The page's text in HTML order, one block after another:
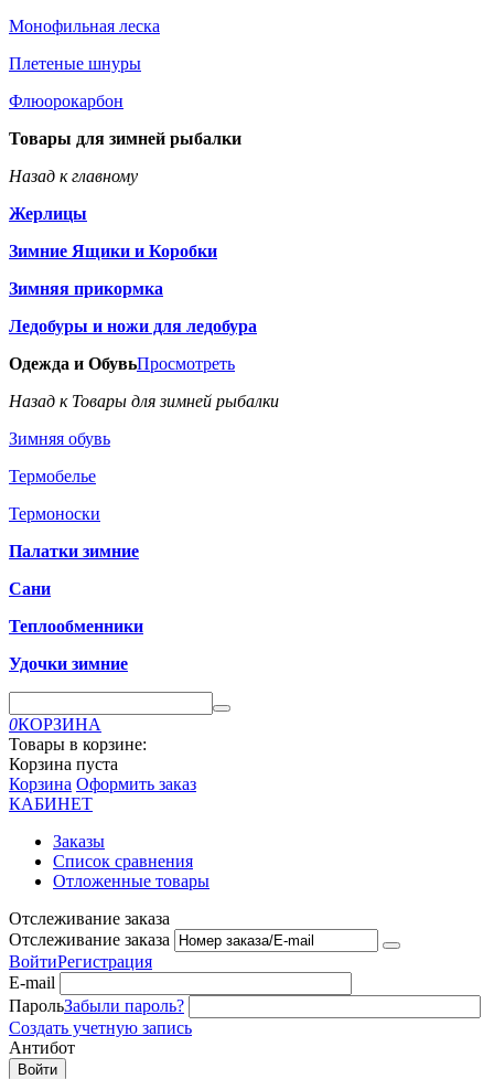
Монофильная леска
Плетеные шнуры
Флюорокарбон
Товары для зимней рыбалки
Назад к главному
Жерлицы
Зимние Ящики и Коробки
Зимняя прикормка
Ледобуры и ножи для ледобура
Одежда и ОбувьПросмотреть
Назад к Товары для зимней рыбалки
Зимняя обувь
Термобелье
Термоноски
Палатки зимние
Сани
Теплообменники
Удочки зимние
0КОРЗИНА
Товары в корзине:
Корзина пуста
Корзина Оформить заказ
КАБИНЕТ
Заказы
Список сравнения
Отложенные товары
Отслеживание заказа
Отслеживание заказа
ВойтиРегистрация
E-mail
ПарольЗабыли пароль?
Создать учетную запись
Антибот
Войти